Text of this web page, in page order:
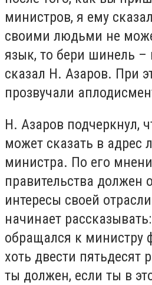
министров, я ему
своими людьми не
язык, то бери шинель –
сказал Н. Азаров. При
прозвучали
Н. Азаров подчеркнул,
может сказать в адрес
министра. По его
правительства должен
интересы своей
начинает
обращался к министру
хоть двести пятьдесят
ты должен, если ты в